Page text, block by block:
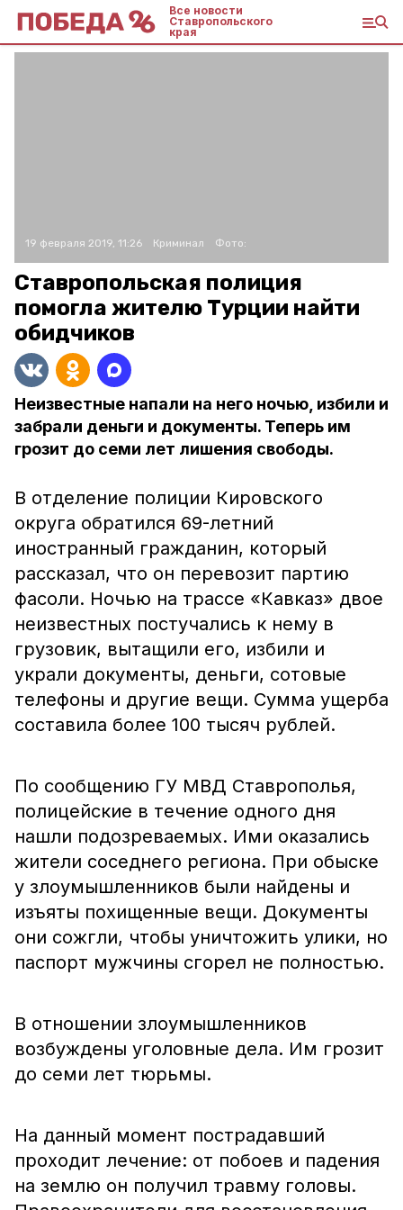
Все новости
Ставропольского
края
19 февраля 2019, 11:26 Криминал Фото:
Ставропольская полиция
помогла жителю Турции найти
обидчиков
Неизвестные напали на него ночью, избили и
забрали деньги и документы. Теперь им
грозит до семи лет лишения свободы.
В отделение полиции Кировского
округа обратился 69-летний
иностранный гражданин, который
рассказал, что он перевозит партию
фасоли. Ночью на трассе «Кавказ» двое
неизвестных постучались к нему в
грузовик, вытащили его, избили и
украли документы, деньги, сотовые
телефоны и другие вещи. Сумма ущерба
составила более 100 тысяч рублей.
По сообщению ГУ МВД Ставрополья,
полицейские в течение одного дня
нашли подозреваемых. Ими оказались
жители соседнего региона. При обыске
у злоумышленников были найдены и
изъяты похищенные вещи. Документы
они сожгли, чтобы уничтожить улики, но
паспорт мужчины сгорел не полностью.
В отношении злоумышленников
возбуждены уголовные дела. Им грозит
до семи лет тюрьмы.
На данный момент пострадавший
проходит лечение: от побоев и падения
на землю он получил травму головы.